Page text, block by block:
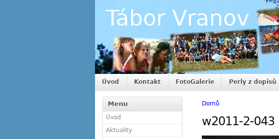
Tábor Vranov
Úvod Kontakt FotoGalerie Perly z dopisů
Menu
Úvod
Aktuality
Domů
w2011-2-043